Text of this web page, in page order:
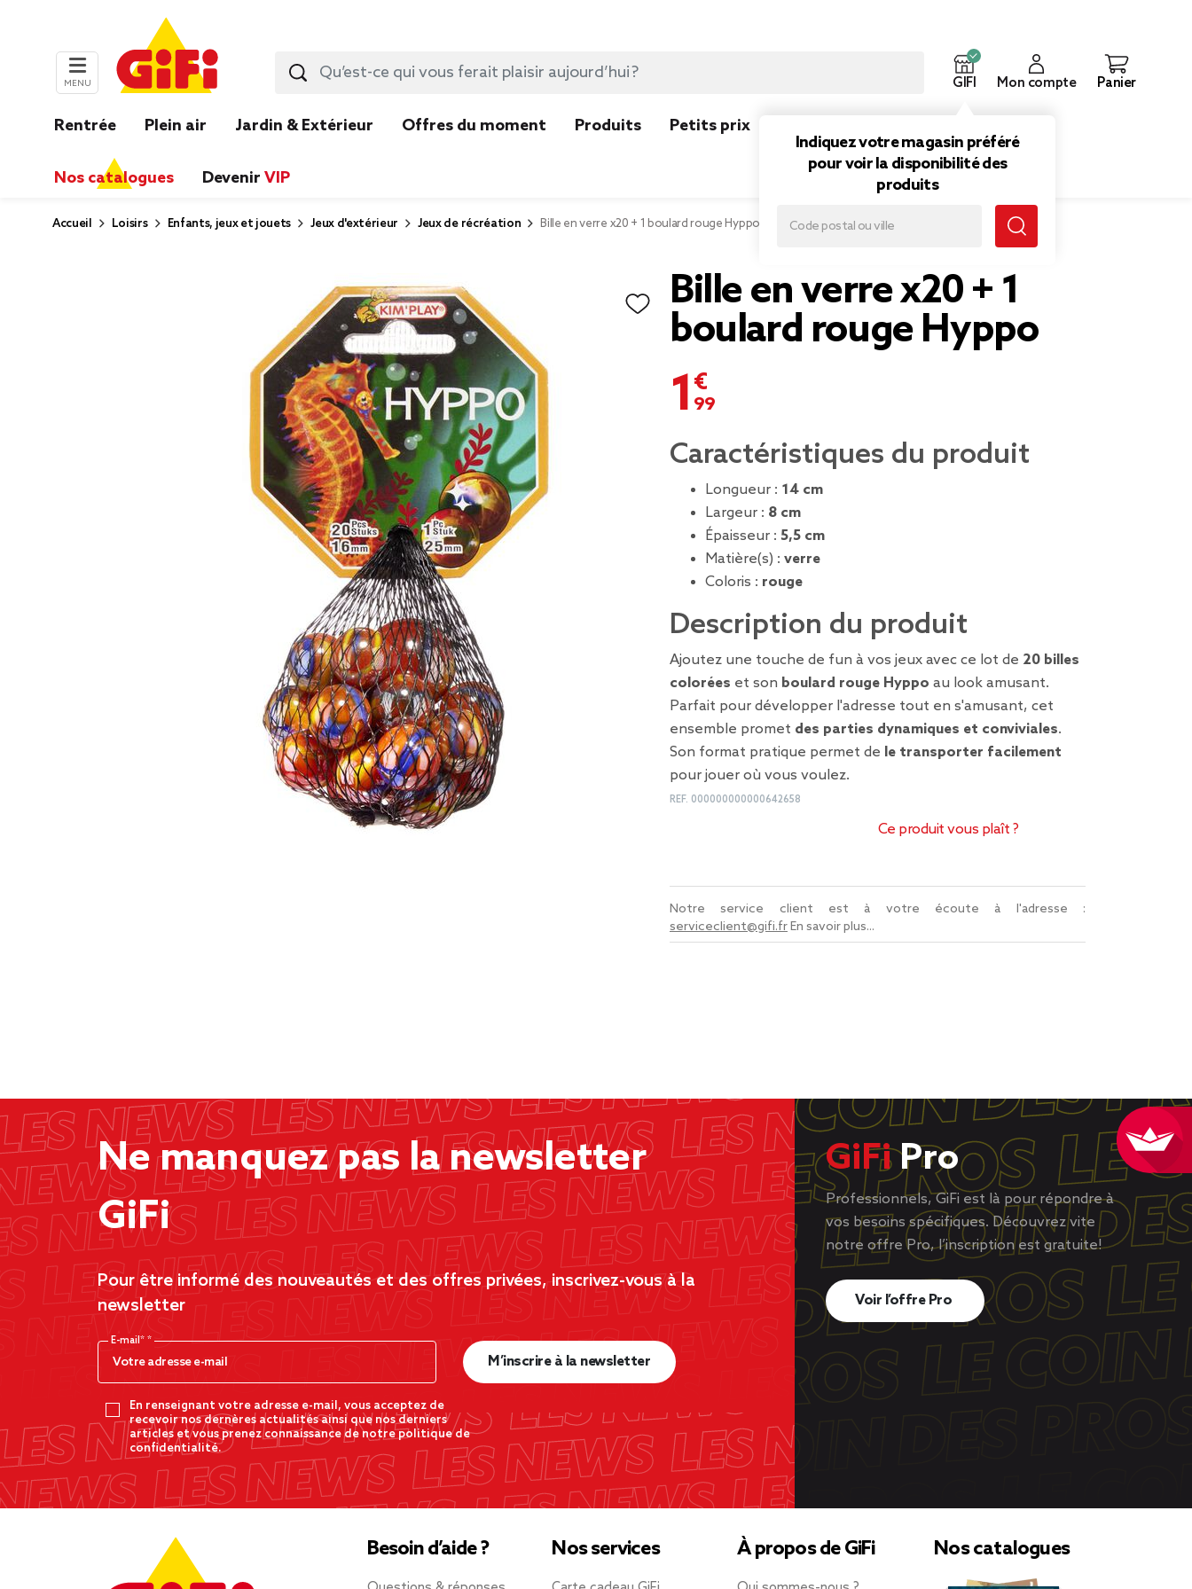
MENU GIFI
Indiquez votre magasin préféré
pour voir la disponibilité des
produits
Mon compte Panier
Rentrée Plein air Jardin & Extérieur Offres du moment Produits Petits prix
Nos catalogues Devenir VIP
Accueil Loisirs Enfants, jeux et jouets Jeux d'extérieur Jeux de récréation Bille en verre x20 + 1 boulard rouge Hyppo
Bille en verre x20 + 1
boulard rouge Hyppo
1,99 €
Caractéristiques du produit
Longueur : 14 cm
Largeur : 8 cm
Épaisseur : 5,5 cm
Matière(s) : verre
Coloris : rouge
Description du produit
Ajoutez une touche de fun à vos jeux avec ce lot de 20 billes
colorées et son boulard rouge Hyppo au look amusant.
Parfait pour développer l'adresse tout en s'amusant, cet
ensemble promet des parties dynamiques et conviviales.
Son format pratique permet de le transporter facilement
pour jouer où vous voulez.
REF. 000000000000642658
Ce produit vous plaît ?
Notre service client est à votre écoute à l'adresse :
serviceclient@gifi.frEn savoir plus...
Ne manquez pas la newsletter
GiFi
Pour être informé des nouveautés et des offres privées, inscrivez-vous à la
newsletter
E-mail*
En renseignant votre adresse e-mail, vous acceptez de
recevoir nos dernères actualités ainsi que nos derniers
articles et vous prenez connaissance de notre politique de
confidentialité.
M’inscrire à la newsletter
GiFiPro
Professionnels, GiFi est là pour répondre à
vos besoins spécifiques. Découvrez vite
notre offre Pro, l’inscription est gratuite!
Voir l’offre Pro
Besoin d’aide ? Nos services À propos de GiFi Nos catalogues